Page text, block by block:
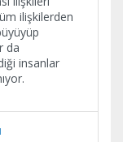
ilişkilerden
da
insanlar